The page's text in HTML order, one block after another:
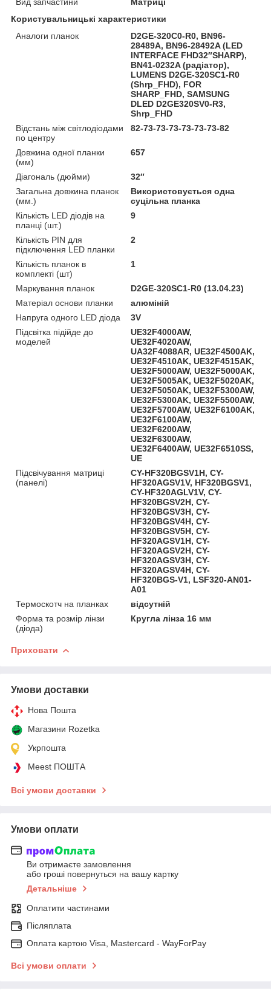
Користувальницькі характеристики
Аналоги планок
D2GE-320C0-R0, BN96-
28489A, BN96-28492A (LED
INTERFACE FHD32″SHARP),
BN41-0232A (радіатор),
LUMENS D2GE-320SC1-R0
(Shrp_FHD), FOR
SHARP_FHD, SAMSUNG
DLED D2GE320SV0-R3,
Shrp_FHD
Відстань між світлодіодами
по центру
82-73-73-73-73-73-73-82
Довжина одної планки
(мм)
657
Діагональ (дюйми)
32″
Загальна довжина планок
(мм.)
Використовується одна
суцільна планка
Кількість LED діодів на
планці (шт.)
9
Кількість PIN для
підключення LED планки
2
Кількість планок в
комплекті (шт)
1
Маркування планок
D2GE-320SC1-R0 (13.04.23)
Матеріал основи планки
алюміній
Напруга одного LED діода
3V
Підсвітка підійде до
моделей
UE32F4000AW,
UE32F4020AW,
UA32F4088AR, UE32F4500AK,
UE32F4510AK, UE32F4515AK,
UE32F5000AW, UE32F5000AK,
UE32F5005AK, UE32F5020AK,
UE32F5050AK, UE32F5300AW,
UE32F5300AK, UE32F5500AW,
UE32F5700AW, UE32F6100AK,
UE32F6100AW,
UE32F6200AW,
UE32F6300AW,
UE32F6400AW, UE32F6510SS,
UE
Підсвічування матриці
(панелі)
CY-HF320BGSV1H, CY-
HF320AGSV1V, HF320BGSV1,
CY-HF320AGLV1V, CY-
HF320BGSV2H, CY-
HF320BGSV3H, CY-
HF320BGSV4H, CY-
HF320BGSV5H, CY-
HF320AGSV1H, CY-
HF320AGSV2H, CY-
HF320AGSV3H, CY-
HF320AGSV4H, CY-
HF320BGS-V1, LSF320-AN01-
A01
Термоскотч на планках
відсутній
Форма та розмір лінзи
(діода)
Кругла лінза 16 мм
Приховати
Умови доставки
Нова Пошта
Магазини Rozetka
Укрпошта
Meest ПОШТА
Всі умови доставки
Умови оплати
Ви отримаєте замовлення
або гроші повернуться на вашу картку
Детальніше
Оплатити частинами
Післяплата
Оплата картою Visa, Mastercard - WayForPay
Всі умови оплати